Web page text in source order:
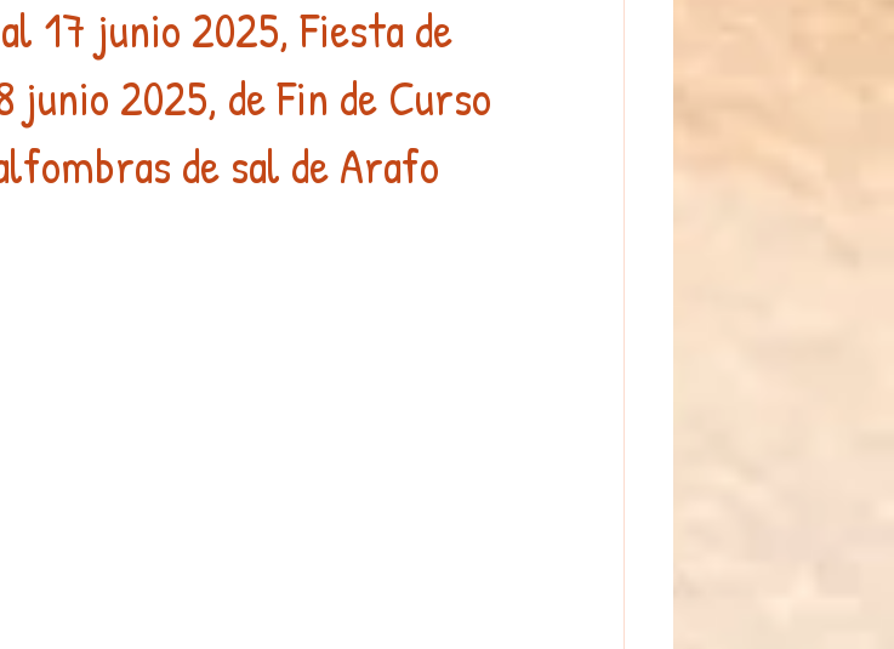
Elisa Betancor
17 junio 2025, Fiesta de
junio 2025, de Fin de Curso
de sal de Arafo